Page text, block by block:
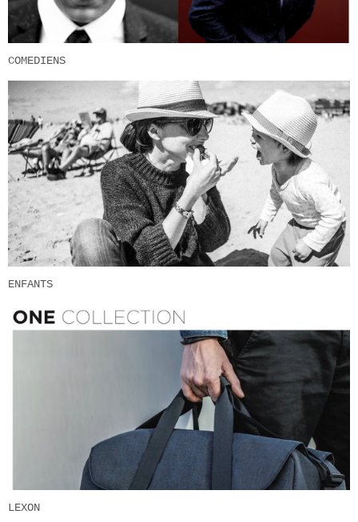
COMEDIENS
ENFANTS
LEXON